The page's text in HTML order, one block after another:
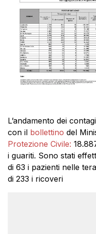
L’andamento dei
con il bollettino del
Protezione Civile:
i guariti. Sono stati
di 63 i pazienti nelle
di 233 i ricoveri